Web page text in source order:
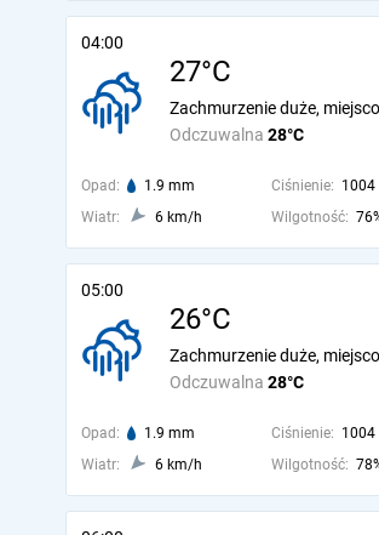
04:00
27°C
Odczuwalna 28°C
Zachmurzenie duże,
Opad: 1.9 mm Ciśnienie: 1004
Wiatr:
6 km/h Wilgotność:
05:00
26°C
Odczuwalna 28°C
Zachmurzenie duże,
Opad: 1.9 mm Ciśnienie: 1004
Wiatr:
6 km/h Wilgotność: